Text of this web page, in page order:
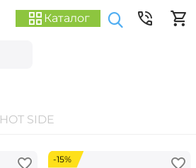
Каталог
HOT SIDE
-15%